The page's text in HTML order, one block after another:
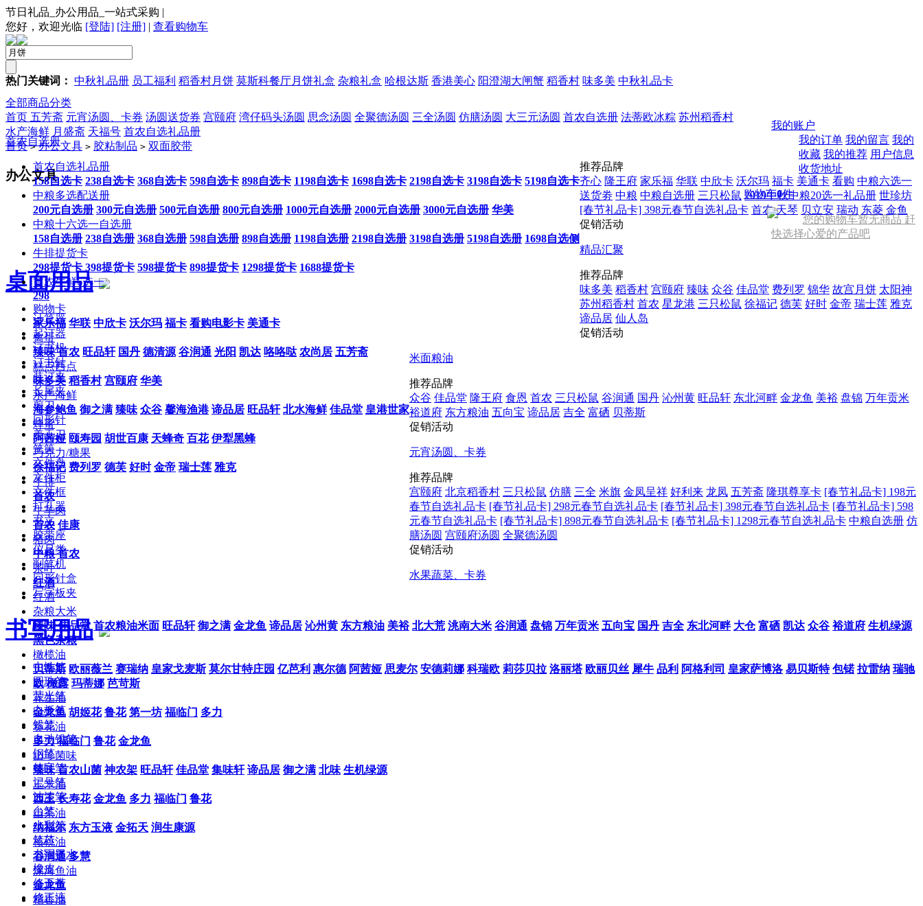
节日礼品_办公用品_一站式采购 |
您好，欢迎光临 [登陆] [注册] | 查看购物车
热门关键词： 中秋礼品册 员工福利 稻香村月饼 莫斯科餐厅月饼礼盒 杂粮礼盒 哈根达斯 香港美心 阳澄湖大闸蟹 稻香村 味多美 中秋礼品卡
我的账户
我的订单 我的留言 我的
收藏 我的推荐 用户信息
收货地址
购物车0件
您的购物车暂无商品 赶
快选择心爱的产品吧
全部商品分类
首农自选册
首农自选礼品册
158自选卡 238自选卡 368自选卡 598自选卡 898自选卡 1198自选卡 1698自选卡 2198自选卡 3198自选卡 5198自选卡
中粮多选配送册
200元自选册 300元自选册 500元自选册 800元自选册 1000元自选册 2000元自选册 3000元自选册 华美
中粮十六选一自选册
158自选册 238自选册 368自选册 598自选册 898自选册 1198自选册 2198自选册 3198自选册 5198自选册 1698自选侧
牛排提货卡
298提货卡 398提货卡 598提货卡 898提货卡 1298提货卡 1688提货卡
首农生鲜6选一
298
购物卡
家乐福 华联 中欣卡 沃尔玛 福卡 看购电影卡 美通卡
推荐品牌
齐心 隆王府 家乐福 华联 中欣卡 沃尔玛 福卡 美通卡 看购 中粮六选一
送货劵 中粮 中粮自选册 三只松鼠 2019中秋中粮20选一礼品册 世珍坊
[春节礼品卡] 398元春节自选礼品卡 首农 天琴 贝立安 瑞动 东菱 金鱼
促销活动
精品汇聚
禽蛋
臻味 首农 旺品轩 国丹 德清源 谷润通 光阳 凯达 咯咯哒 农尚居 五芳斋
糕点西点
味多美 稻香村 宫颐府 华美
水产海鲜
海参鲍鱼 御之满 臻味 众谷 馨海渔港 谛品居 旺品轩 北水海鲜 佳品堂 皇港世家
蜂蜜
阿茜娅 颐寿园 胡世百康 天蜂奇 百花 伊犁黑蜂
巧克力/糖果
徐福记 费列罗 德芙 好时 金帝 瑞士莲 雅克
牛排
首农
牛羊肉
首农 佳康
猪肉
中粮 首农
茶叶
红酒
红酒
推荐品牌
味多美 稻香村 宫颐府 臻味 众谷 佳品堂 费列罗 锦华 故宫月饼 太阳神
苏州稻香村 首农 星龙港 三只松鼠 徐福记 德芙 好时 金帝 瑞士莲 雅克
谛品居 仙人岛
促销活动
米面粮油
杂粮大米
臻味 佳品堂 首农粮油米面 旺品轩 御之满 金龙鱼 谛品居 沁州黄 东方粮油 美裕 北大荒 洮南大米 谷润通 盘锦 万年贡米 五向宝 国丹 吉全 东北河畔 大仓 富硒 凯达 众谷 裕道府 生机绿源
黑色杂粮
橄榄油
贝蒂斯 欧丽薇兰 赛瑞纳 皇家戈麦斯 莫尔甘特庄园 亿芭利 惠尔德 阿茜娅 思麦尔 安德莉娜 科瑞欧 莉莎贝拉 洛丽塔 欧丽贝丝 犀牛 品利 阿格利司 皇家萨博洛 易贝斯特 包锘 拉雷纳 瑞驰
欧 橄露 玛蒂娜 芭苛斯
花生油
金龙鱼 胡姬花 鲁花 第一坊 福临门 多力
葵花油
多力 福临门 鲁花 金龙鱼
山珍菌味
臻味 首农山菌 神农架 旺品轩 佳品堂 集味轩 谛品居 御之满 北味 生机绿源
玉米油
西王 长寿花 金龙鱼 多力 福临门 鲁花
山茶油
纳福尔 东方玉液 金拓天 润生康源
核桃油
谷润通 多慧
深海鱼油
金龙鱼
稻香油
推荐品牌
众谷 佳品堂 隆王府 食恩 首农 三只松鼠 谷润通 国丹 沁州黄 旺品轩 东北河畔 金龙鱼 美裕 盘锦 万年贡米
裕道府 东方粮油 五向宝 谛品居 吉全 富硒 贝蒂斯
促销活动
元宵汤圆、卡券
推荐品牌
宫颐府 北京稻香村 三只松鼠 仿膳 三全 米旗 金凤呈祥 好利来 龙凤 五芳斋 隆琪尊享卡 [春节礼品卡] 198元
春节自选礼品卡 [春节礼品卡] 298元春节自选礼品卡 [春节礼品卡] 398元春节自选礼品卡 [春节礼品卡] 598
元春节自选礼品卡 [春节礼品卡] 898元春节自选礼品卡 [春节礼品卡] 1298元春节自选礼品卡 中粮自选册 仿
膳汤圆 宫颐府汤圆 全聚德汤圆
促销活动
水果蔬菜、卡券
首页 五芳斋 元宵汤圆、卡券 汤圆送货券 宫颐府 湾仔码头汤圆 思念汤圆 全聚德汤圆 三全汤圆 仿膳汤圆 大三元汤圆 首农自选册 法蒂欧冰粽 苏州稻香村
水产海鲜 月盛斋 天福号 首农自选礼品册
首页 > 办公文具 > 胶粘制品 > 双面胶带
办公文具
桌面用品
计算器
起订器
订书机
订书针
装订夹
长尾夹
剪刀
回形针
美工刀
笔筒
文件盘
文件柜
文件框
打孔器
书立
胶带座
仪尺类
削笔机
回形针盒
写字板夹
书写用品
中性笔
圆珠笔
荧光笔
白板笔
铅笔
自动铅笔
钢笔
签字笔
记号笔
油漆笔
台笔
水彩笔
笔芯
书写墨水
橡皮
修正带
修正液